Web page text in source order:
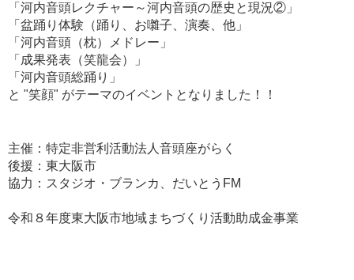
「河内音頭レクチャー～河内音頭の歴史と現況②」
「盆踊り体験（踊り、お囃子、演奏、他」
「河内音頭（枕）メドレー」
「成果発表（笑龍会）」
「河内音頭総踊り」
と "笑顔" がテーマのイベントとなりました！！
主催：特定非営利活動法人音頭座がらく
後援：東大阪市
協力：スタジオ・ブランカ、だいとうFM
令和８年度東大阪市地域まちづくり活動助成金事業